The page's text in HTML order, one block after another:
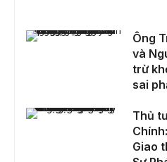
Ông Trương Thanh Phong và Nguyễn Hồng Phú bị khai trừ khỏi Đảng sau hàng loạt sai phạm
Ông
và
trừ
sai
Thủ tướng Phạm Minh Chính: Phát triển Hạ tầng Giao thông là Nền tảng cho Sự Phát triển Nhanh và Bền Vững
Thủ
Giao